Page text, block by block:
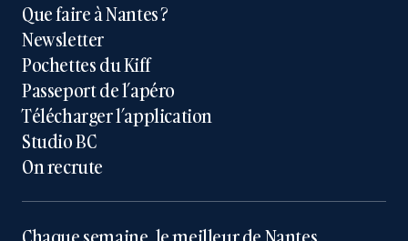
Que faire à Nantes ?
Newsletter
Pochettes du Kiff
Passeport de l’apéro
Télécharger l’application
Studio BC
On recrute